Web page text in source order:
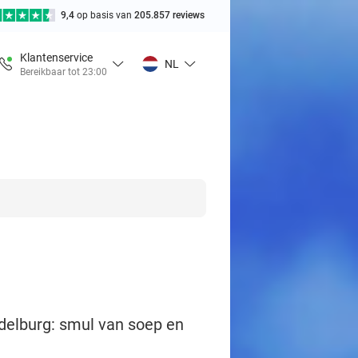
9,4 op basis van 205.857 reviews
Klantenservice
Bereikbaar tot 23:00
NL
smul van soep en